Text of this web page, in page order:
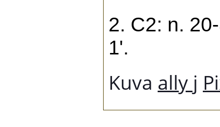
2. C2: n.
1'.
Kuva ally j